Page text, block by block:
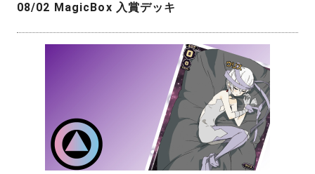
08/02 MagicBox 入賞デッキ